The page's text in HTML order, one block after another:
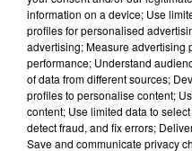
Une automobiliste
son véhicule après
lourd. Très grièvement
de 20 ans a été...
information on a device; Use
profiles for personalised
advertising; Measure advertising
performance; Understand
of data from different sources;
profiles to personalise content;
content; Use limited data to
detect fraud, and fix errors;
Save and communicate privacy